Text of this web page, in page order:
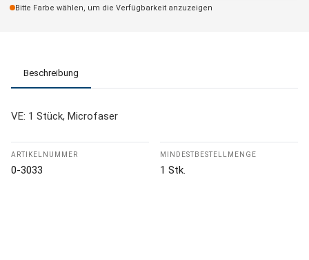
Bitte Farbe wählen, um die Verfügbarkeit anzuzeigen
Beschreibung
VE: 1 Stück, Microfaser
ARTIKELNUMMER
0-3033
MINDESTBESTELLMENGE
1 Stk.